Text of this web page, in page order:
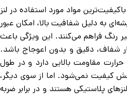
مواد مورد استفاده در لنز
به دلیل شفافیت بالا، امکان عبور
رنگ فراهم می‌کنند. این ویژگی باعث
شفاف، دقیق و بدون اعوجاج باشد.
حرارت مقاومت بالایی دارد و در طول
کیفیت نمی‌شود. اما از سوی دیگر،
پلاستیکی هستند و در برابر ضربه